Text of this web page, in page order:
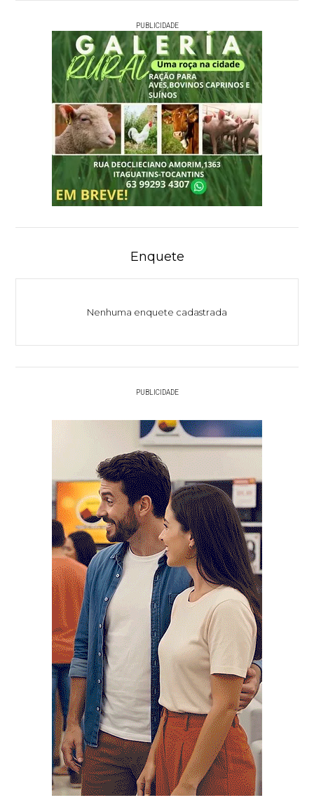
PUBLICIDADE
Enquete
Nenhuma enquete cadastrada
PUBLICIDADE